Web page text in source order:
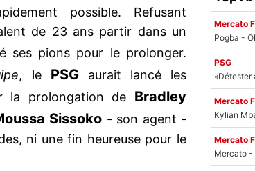
possible. Refusant
de 23 ans partir dans un
ses pions pour le prolonger.
, le PSG
aurait lancé les
la prolongation de Bradley
Sissoko - son agent -
ni une fin heureuse pour le
Mercato
Pogba -
PSG
Mercato
Kylian
Mercato